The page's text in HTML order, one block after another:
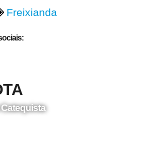
Freixianda